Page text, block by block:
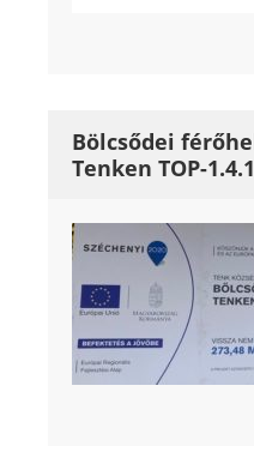
Bölcsődei
Tenken TOP-